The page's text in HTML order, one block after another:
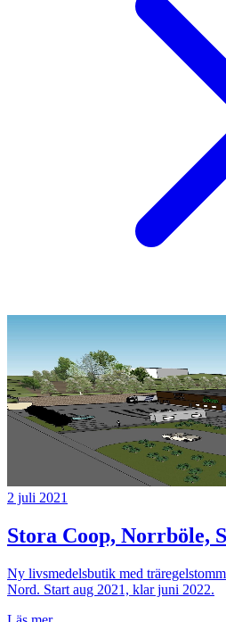
2 juli 2021
Stora Coop, Norrböle,
Ny livsmedelsbutik med
Nord. Start aug 2021, klar juni 2022.